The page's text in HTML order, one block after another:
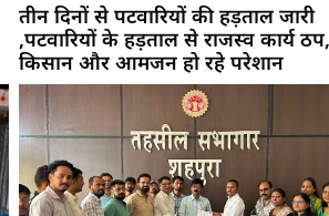
तीन दिनों से पटवारियों की हड़ताल जारी
,पटवारियों के हड़ताल से राजस्व कार्य ठप,
किसान और आमजन हो रहे परेशान